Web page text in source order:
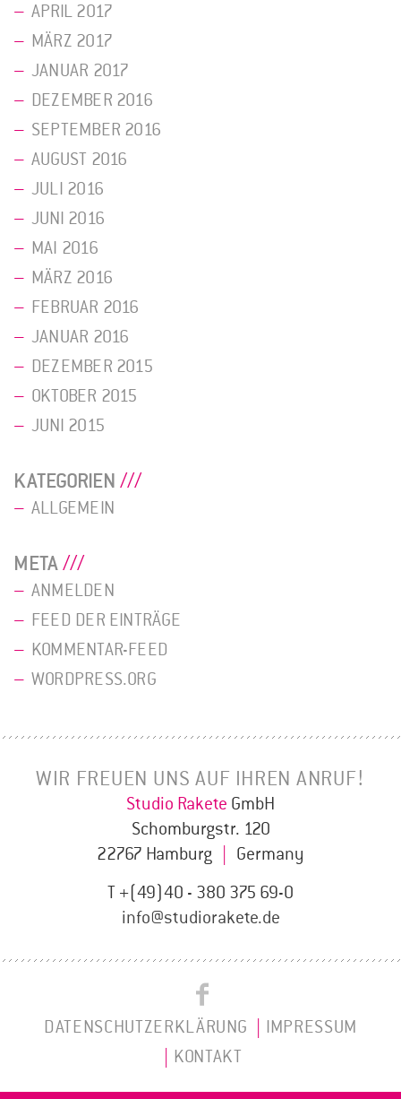
APRIL 2017
MÄRZ 2017
JANUAR 2017
DEZEMBER 2016
SEPTEMBER 2016
AUGUST 2016
JULI 2016
JUNI 2016
MAI 2016
MÄRZ 2016
FEBRUAR 2016
JANUAR 2016
DEZEMBER 2015
OKTOBER 2015
JUNI 2015
KATEGORIEN
ALLGEMEIN
META
ANMELDEN
FEED DER EINTRÄGE
KOMMENTAR-FEED
WORDPRESS.ORG
WIR FREUEN UNS AUF IHREN ANRUF!
Studio Rakete GmbH
Schomburgstr. 120
22767 Hamburg
Germany
T +(49)40 - 380 375 69-0
info@studiorakete.de
Studio
Rakete
Rakete
on
DATENSCHUTZERKLÄRUNG
IMPRESSUM
KONTAKT